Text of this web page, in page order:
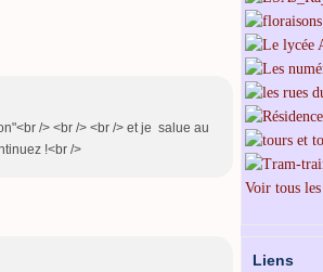
/> <br /> <br /> et je salue au
!<br />
Voir tous
Liens